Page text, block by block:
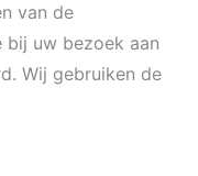
van de
uw bezoek aan
Wij gebruiken de